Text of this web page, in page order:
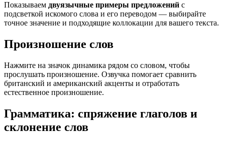
Показываем двуязычные примеры предложений с
подсветкой искомого слова и его переводом — выбирайте
точное значение и подходящие коллокации для вашего текста.
Произношение слов
Нажмите на значок динамика рядом со словом, чтобы
прослушать произношение. Озвучка помогает сравнить
британский и американский акценты и отработать
естественное произношение.
Грамматика: спряжение глаголов и
склонение слов